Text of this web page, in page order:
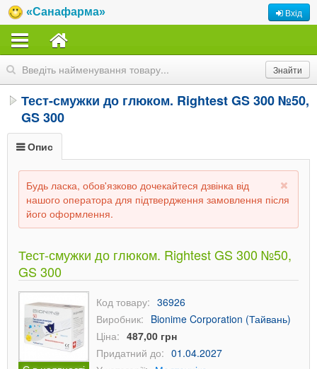
«Санафарма» Вхід
Тест-смужки до глюком. Rightest GS 300 №50,
GS 300
Опис
Будь ласка, обов'язково дочекайтеся дзвінка від
нашого оператора для підтвердження замовлення після
його оформлення.
Тест-смужки до глюком. Rightest GS 300 №50,
GS 300
Код товару: 36926
Виробник: Bionime Corporation (Тайвань)
Ціна: 487,00 грн
Придатний до: 01.04.2027